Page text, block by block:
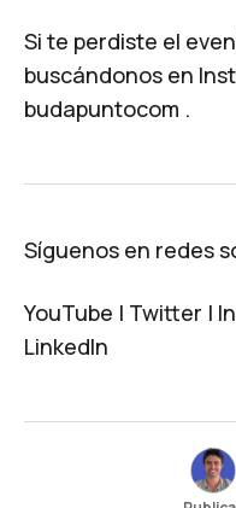
Si te perdiste el
buscándonos en
budapuntocom .
​Síguenos en redes
YouTube | Twitter |
LinkedIn